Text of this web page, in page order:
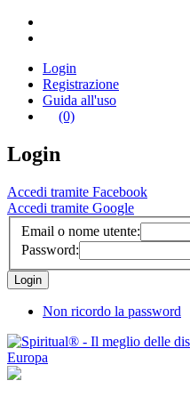
Login
Registrazione
Guida all'uso
(0)
Login
Accedi tramite Facebook
Accedi tramite Google
Email o nome utente:
Password:
Non ricordo la password